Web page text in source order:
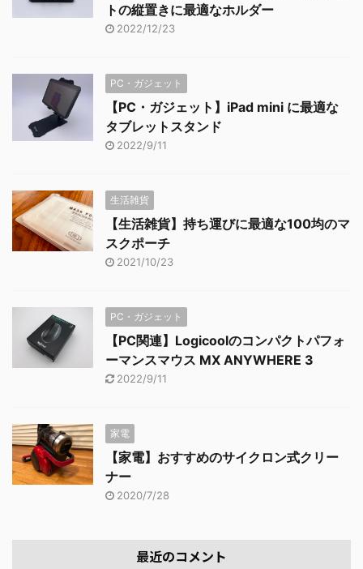
トの縦置きに最適なホルダー
2022/12/23
PC・ガジェット
【PC・ガジェット】iPad mini に最適な
タブレットスタンド
2022/9/11
生活雑貨
【生活雑貨】持ち運びに最適な100均のマ
スクポーチ
2021/10/23
PC・ガジェット
【PC関連】Logicoolのコンパクトパフォ
ーマンスマウス MX ANYWHERE 3
2022/9/11
家電
【家電】おすすめのサイクロン式クリー
ナー
2020/7/28
最近のコメント